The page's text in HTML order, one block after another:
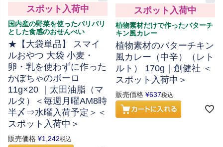
スポット入荷中
国内産の野菜を使ったパリパリ
とした食感のおせんべい
★【大袋単品】 スマイ
ルおやつ 大袋 小麦・
卵・乳を使わずに作った
かぼちゃのボーロ
11g×20 ｜太田油脂（マ
ルタ）＜毎週月曜AM8時
半〆⇒水曜入荷予定＞＜
スポット入荷中＞
販売価格 ¥1,242税込
スポット入荷中
植物素材だけで作ったバターチ
キン風カレー
植物素材のバターチキン
風カレー（中辛）（レト
ルト） 170g｜創健社 ＜
スポット入荷中＞
販売価格 ¥637税込